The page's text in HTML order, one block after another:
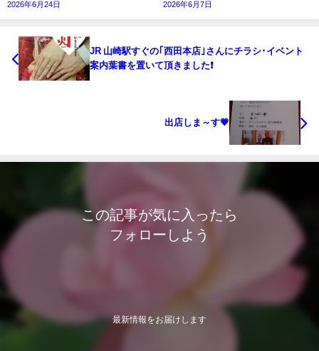
2026年6月24日 2026年6月7日
JR 山崎駅すぐの｢西田本店｣さんにチラシ･イベント
案内葉書を置いて頂きました❗
出店しま～す💗
この記事が気に入ったら
フォローしよう
最新情報をお届けします